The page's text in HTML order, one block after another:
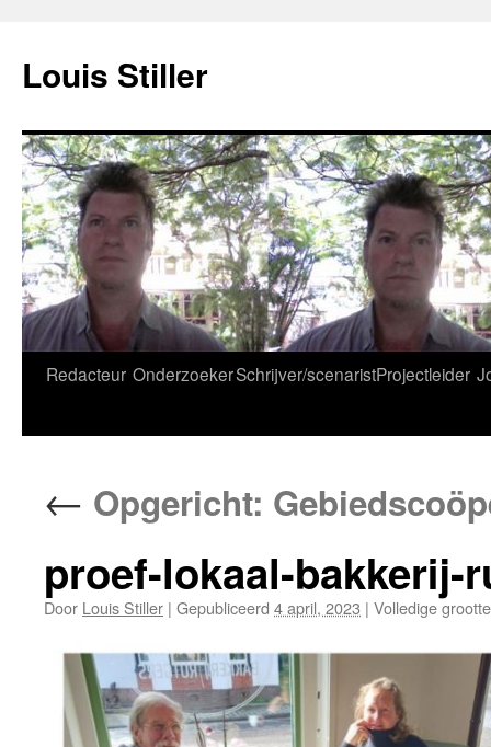
inhoud
Louis Stiller
Redacteur OnderzoekerSchrijver/scenaristProjectleider
← Opgericht:
proef-lokaal-bakkerij-
Door Louis Stiller | Gepubliceerd 4 april, 2023 | Volledige